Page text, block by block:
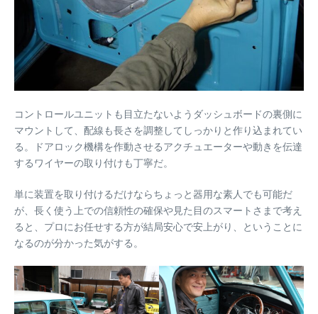
コントロールユニットも目立たないようダッシュボードの裏側に
マウントして、配線も長さを調整してしっかりと作り込まれてい
る。ドアロック機構を作動させるアクチュエーターや動きを伝達
するワイヤーの取り付けも丁寧だ。
単に装置を取り付けるだけならちょっと器用な素人でも可能だ
が、長く使う上での信頼性の確保や見た目のスマートさまで考え
ると、プロにお任せする方が結局安心で安上がり、ということに
なるのが分かった気がする。